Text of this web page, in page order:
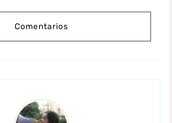
Comentarios